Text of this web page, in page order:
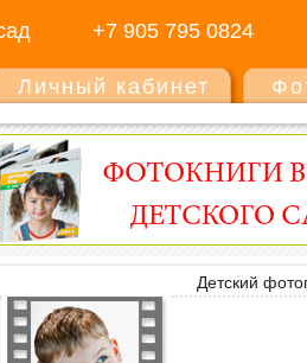
+7 905 795 0824
Личный кабинет
Детский